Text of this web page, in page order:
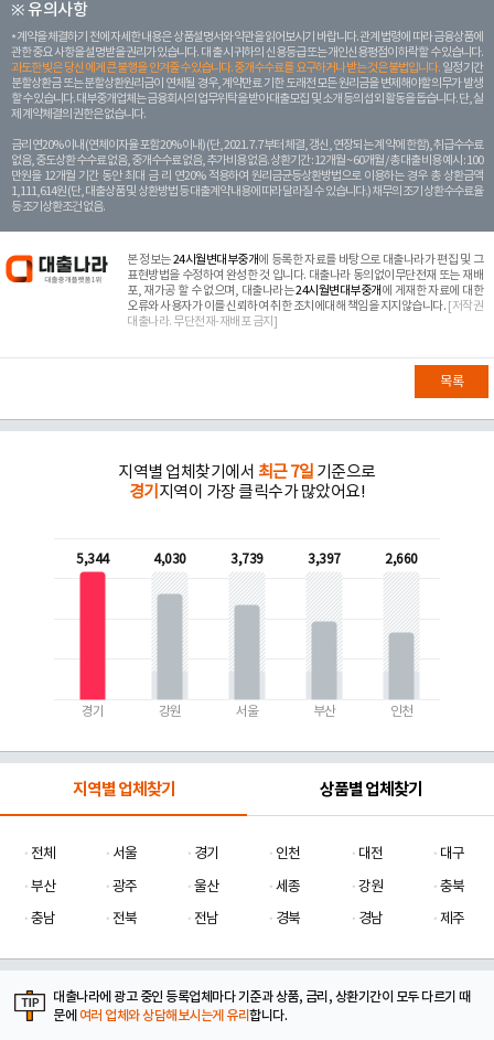
※ 유의사항
계약을 체결하기 전에 자세한 내용은 상품설명서와 약관을 읽어보시기 바랍니다. 관계 법령에 따라 금융상품에
관한 중요 사항을 설명받을 권리가 있습니다. 대 출 시 귀하의 신용등급 또는 개인신용평점이 하락할 수 있습니다.
과도한 빚은 당신 에게 큰 불행을 안겨줄 수 있습니다. 중개수수료를 요구하거나 받는 것은 불법입니다. 일정 기간
분할상환금 또는 분할상환원리금이 연체될 경우, 계약만료 기한 도래전 모든 원리금을 변제해야할 의무가 발생
할 수 있습니다. 대부중개업체는 금융회사의 업무위탁을 받아 대출모집 및 소개 등의 섭외 활동을 돕습니다. 단, 실
제 계약체결의 권한은 없습니다.
금리 연20% 이내 (연체이자율 포함 20% 이내) (단, 2021. 7. 7부터 체결, 갱신, 연장되는 계 약에 한함), 취급수수료
없음, 중도상환 수수료 없음, 중개수수료 없음, 추가비용 없음. 상환기간 : 12개월 ~ 60개월 / 총 대출 비용 예시 : 100
만원을 12개월 기간 동안 최대 금 리 연20% 적용하여 원리금균등상환방법으로 이용하는 경우 총 상환금액
1,111,614원 (단, 대출상품 및 상환방법 등 대출계약 내용에 따라 달라질 수 있습니다.) 채무의 조기 상환수수료율
등 조기상환조건 없음.
본 정보는24시월변대부중개에 등록한 자료를 바탕으로 대출나라가 편집 및 그
표현방법을 수정하여 완성한 것 입니다. 대출나라 동의없이무단전재 또는 재배
포, 재가공 할 수 없으며, 대출나라는24시월변대부중개 에 게재한 자료에 대한
오류와 사용자가 이를 신뢰하여 취한 조치에대해 책임을 지지않습니다. [저작권
대출나라. 무단전재-재배포 금지]
목록
지역별 업체찾기에서 최근 7일 기준으로
경기 지역이 가장 클릭수가 많았어요!
5,344
경기
4,030
강원
3,739
서울
3,397
부산
2,660
인천
지역별 업체찾기 상품별 업체찾기
전체 서울 경기 인천 대전
대구
부산
광주 울산 세종 강원
충북
충남
전북 전남 경북 경남 제주
대출나라에 광고 중인 등록업체마다 기준과 상품, 금리, 상환기간이 모두 다르기 때
문에 여러 업체와 상담해보시는게 유리합니다.